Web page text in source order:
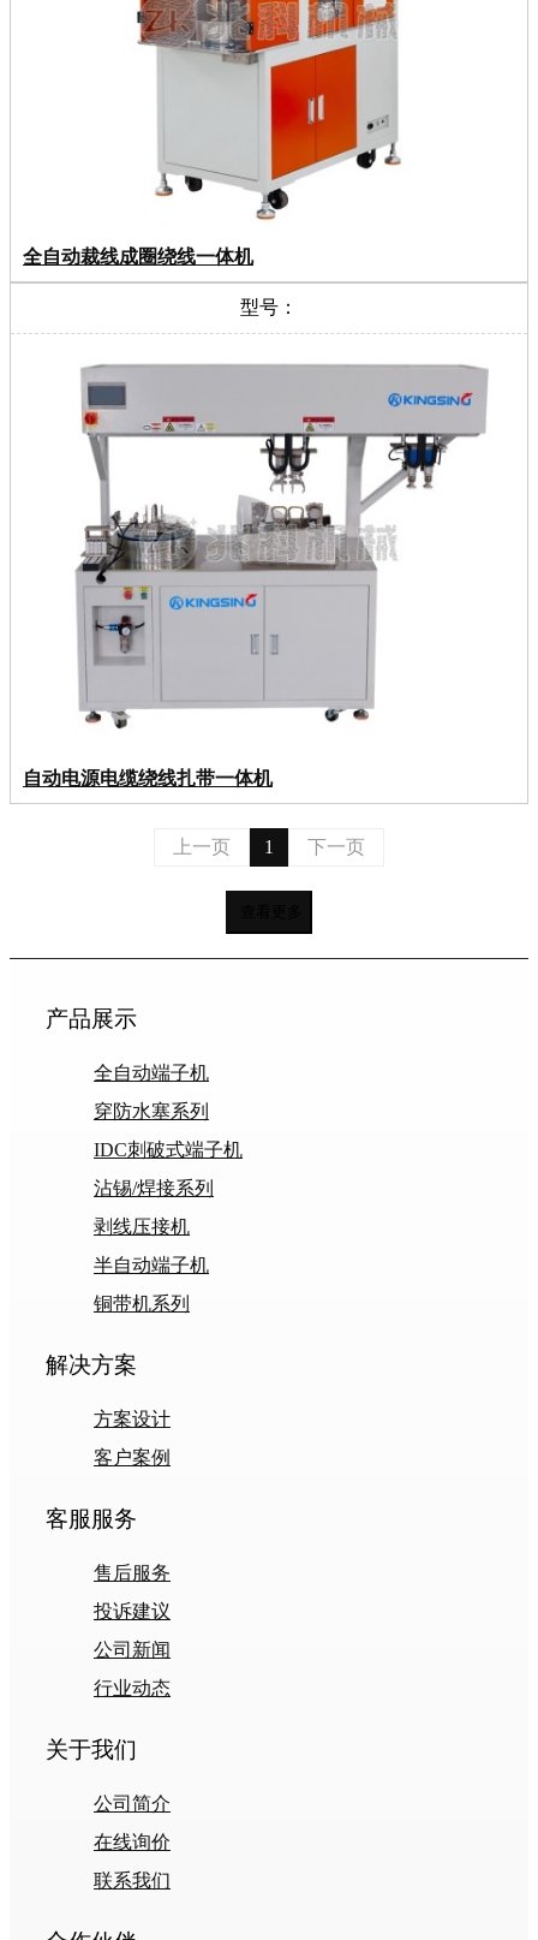
全自动裁线成圈绕线一体机
型号：
自动电源电缆绕线扎带一体机
上一页 1 下一页
产品展示
全自动端子机
穿防水塞系列
IDC刺破式端子机
沾锡/焊接系列
剥线压接机
半自动端子机
铜带机系列
解决方案
方案设计
客户案例
客服服务
售后服务
投诉建议
公司新闻
行业动态
关于我们
公司简介
在线询价
联系我们